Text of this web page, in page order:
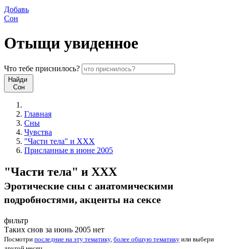
Добавь
Сон
Отыщи увиденное
Что тебе приснилось?
Найди
Сон
Главная
Сны
Чувства
"Части тела" и XXX
Присланные в июне 2005
"Части тела" и XXX
Эротические сны c анатомическими
подробностями, акценты на сексе
фильтр
Таких снов за июнь 2005 нет
Посмотри последние на эту тематику, более общую тематику или выбери